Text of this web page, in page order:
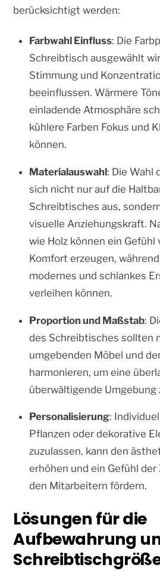
berücksichtigt werden:
Farbwahl Einfluss: Die
Schreibtisch ausgewählt
Stimmung und
beeinflussen. Wärmere
einladende Atmosphäre
kühlere Farben Fokus und
können.
Materialauswahl: Die Wahl
sich nicht nur auf die
Schreibtisches aus,
visuelle Anziehungskraft.
wie Holz können ein Gefühl
Komfort erzeugen,
modernes und schlankes
verleihen können.
Proportion und Maßstab:
des Schreibtisches sollten
umgebenden Möbel und
harmonieren, um eine
überwältigende Umgebung
Personalisierung:
Pflanzen oder dekorative
zuzulassen, kann den
erhöhen und ein Gefühl
den Mitarbeitern fördern.
Lösungen für die
Aufbewahrung